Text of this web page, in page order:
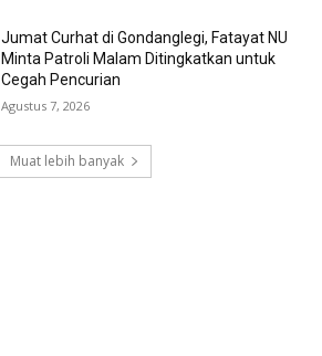
Jumat Curhat di Gondanglegi, Fatayat NU
Minta Patroli Malam Ditingkatkan untuk
Cegah Pencurian
Agustus 7, 2026
Muat lebih banyak